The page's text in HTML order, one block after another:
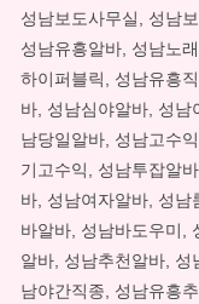
성남보도사무실, 성남
성남유흥알바, 성남노
하이퍼블릭, 성남유흥
바, 성남심야알바, 성남
남당일알바, 성남고수
기고수익, 성남투잡알
바, 성남여자알바, 성
바알바, 성남바도우미,
알바, 성남추천알바, 성
남야간직종, 성남유흥